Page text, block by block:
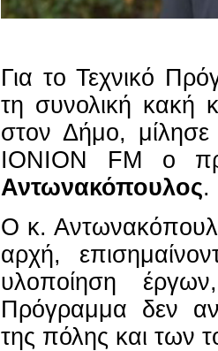
Για το Τεχνικό
τη συνολική κακή
στον Δήμο, μίλησε
IONION FM ο
Αντωνακόπουλος.
Ο κ.
αρχή,
υλοποίηση
Πρόγραμμα δεν
της πόλης και των